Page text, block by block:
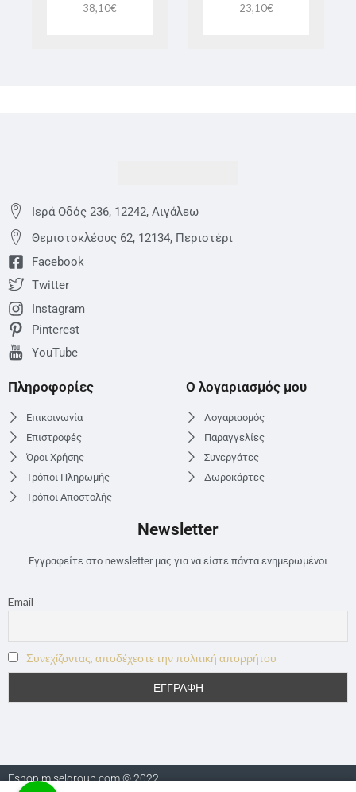
38,10€ 23,10€
Ιερά Οδός 236, 12242, Αιγάλεω
Θεμιστoκλέους 62, 12134, Περιστέρι
Facebook
Twitter
Instagram
Pinterest
YouTube
Πληροφορίες
Επικοινωνία
Επιστροφές
Όροι Χρήσης
Τρόποι Πληρωμής
Τρόποι Αποστολής
Ο λογαριασμός μου
Λογαριασμός
Παραγγελίες
Συνεργάτες
Δωροκάρτες
Newsletter
Εγγραφείτε στο newsletter μας για να είστε πάντα ενημερωμένοι
Email
Συνεχίζοντας, αποδέχεστε την πολιτική απορρήτου
Eshop.miselgroup.com © 2022